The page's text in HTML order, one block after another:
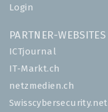
Login
PARTNER-WEBSITES
ICTjournal
IT-Markt.ch
netzmedien.ch
Swisscybersecurity.net